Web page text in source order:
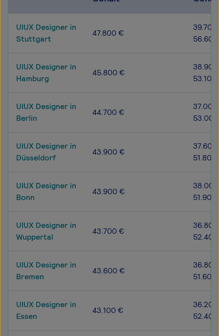
UIUX Designer in
Stuttgart
47.800 €
UIUX Designer in
Hamburg
45.800 €
UIUX Designer in
Berlin
44.700 €
UIUX Designer in
Düsseldorf
43.900 €
UIUX Designer in
Bonn
43.900 €
UIUX Designer in
Wuppertal
43.700 €
UIUX Designer in
Bremen
43.600 €
UIUX Designer in
Essen
43.100 €